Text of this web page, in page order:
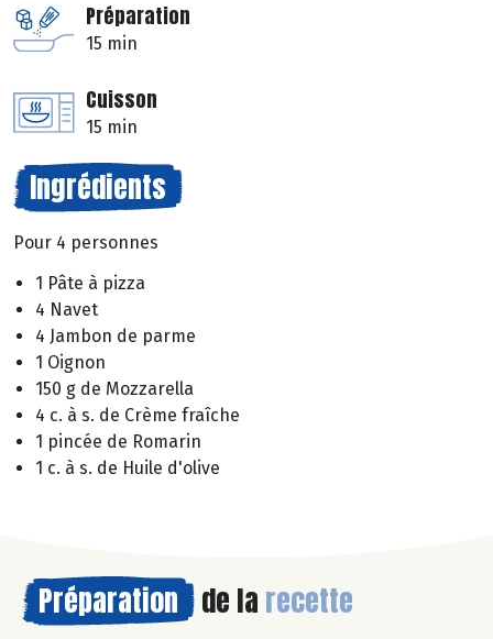
Préparation
15 min
Cuisson
15 min
Ingrédients
Pour 4 personnes
1 Pâte à pizza
4 Navet
4 Jambon de parme
1 Oignon
150 g de Mozzarella
4 c. à s. de Crème fraîche
1 pincée de Romarin
1 c. à s. de Huile d'olive
Préparation de la recette